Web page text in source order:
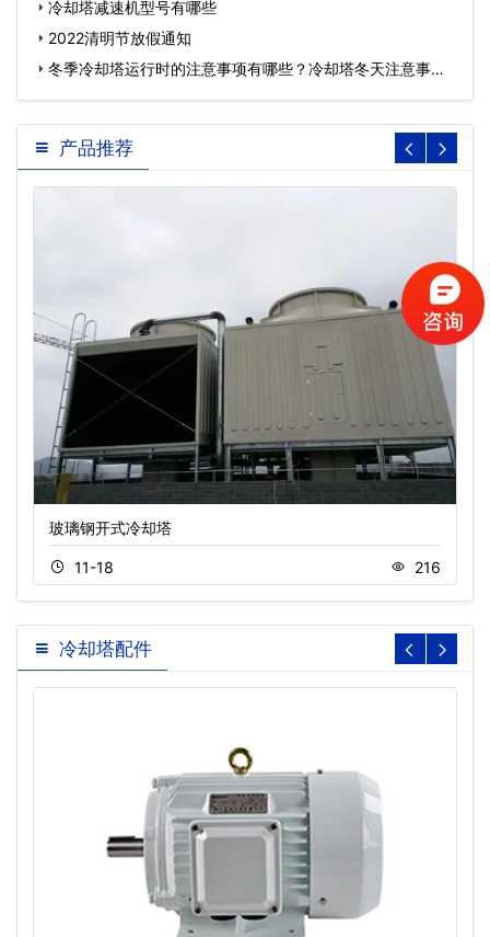
冷却塔减速机型号有哪些
2022清明节放假通知
冬季冷却塔运行时的注意事项有哪些？冷却塔冬天注意事
项…
产品推荐
玻璃钢开式冷却塔
11-18 216
冷却塔配件